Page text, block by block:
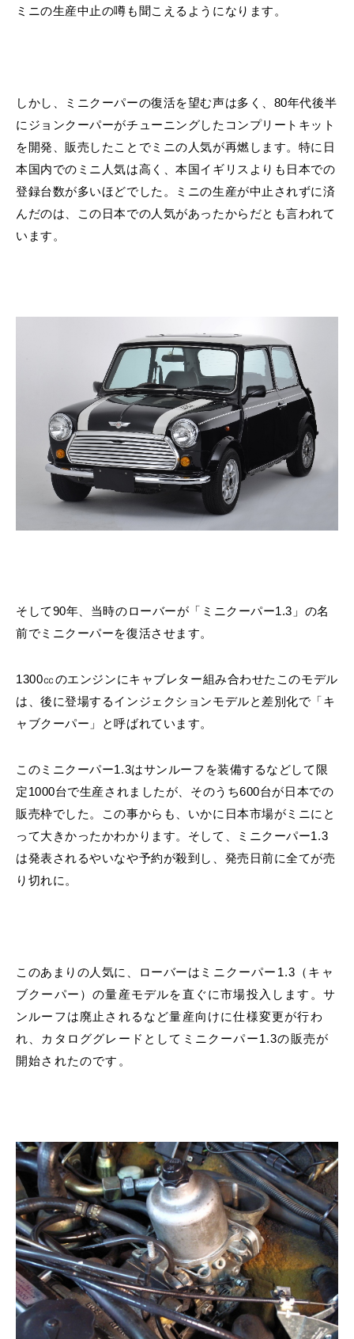
ミニの生産中止の噂も聞こえるようになります。
しかし、ミニクーパーの復活を望む声は多く、80年代後半
にジョンクーパーがチューニングしたコンプリートキット
を開発、販売したことでミニの人気が再燃します。特に日
本国内でのミニ人気は高く、本国イギリスよりも日本での
登録台数が多いほどでした。ミニの生産が中止されずに済
んだのは、この日本での人気があったからだとも言われて
います。
そして90年、当時のローバーが「ミニクーパー1.3」の名
前でミニクーパーを復活させます。
1300㏄のエンジンにキャブレター組み合わせたこのモデル
は、後に登場するインジェクションモデルと差別化で「キ
ャブクーパー」と呼ばれています。
このミニクーパー1.3はサンルーフを装備するなどして限
定1000台で生産されましたが、そのうち600台が日本での
販売枠でした。この事からも、いかに日本市場がミニにと
って大きかったかわかります。そして、ミニクーパー1.3
は発表されるやいなや予約が殺到し、発売日前に全てが売
り切れに。
このあまりの人気に、ローバーは ミニクーパー1.3（キャ
ブクーパー）の量産モデルを直ぐに市場投入します。サ
ンルーフは廃止されるなど量産向けに仕様変更が行わ
れ、カタロググレードとしてミニクーパー1.3の販売が
開始されたのです。